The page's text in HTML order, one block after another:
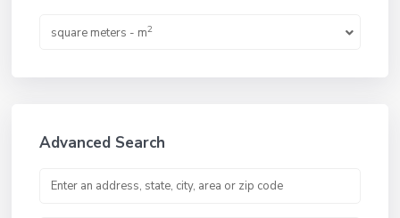
square meters - m2
Advanced Search